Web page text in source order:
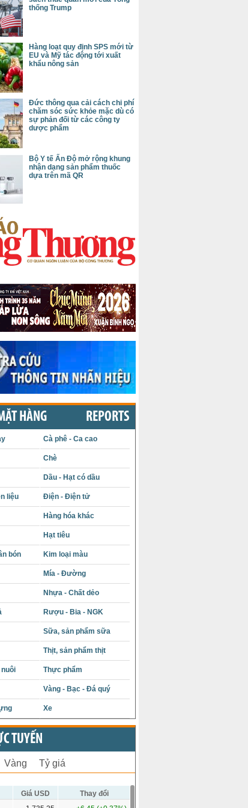
thống Trump
Hàng loạt quy định SPS mới từ
EU và Mỹ tác động tới xuất
khẩu nông sản
Đức thông qua cải cách chi phí
chăm sóc sức khỏe mặc dù có
sự phản đối từ các công ty
dược phẩm
Bộ Y tế Ấn Độ mở rộng khung
nhận dạng sản phẩm thuốc
dựa trên mã QR
HÀNG REPORTS
Cà phê - Ca cao
Chè
Dầu - Hạt có dầu
liệu Điện - Điện tử
Hàng hóa khác
Hạt tiêu
bón Kim loại màu
Mía - Đường
Nhựa - Chất dẻo
Rượu - Bia - NGK
Sữa, sản phẩm sữa
Thịt, sản phẩm thịt
Thực phẩm
Vàng - Bạc - Đá quý
Xe
TUYẾN
Vàng Tỷ giá
Giá USD
Thay đổi